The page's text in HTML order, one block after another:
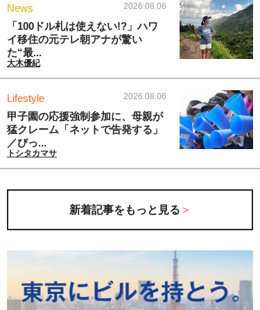
News 2026.08.06
「100ドル札は使えない!?」ハワ
イ移住の元テレ朝アナが驚い
た“最...
大木優紀
Lifestyle 2026.08.06
甲子園の応援強制参加に、母親が
猛クレーム「ネットで告発する」
／びっ...
トシタカマサ
新着記事をもっと見る